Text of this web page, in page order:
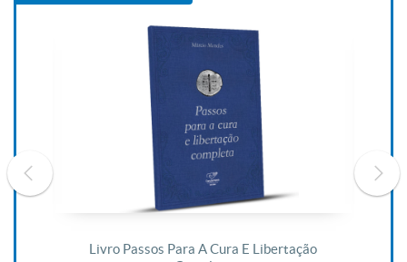
Livro Passos Para A Cura E Libertação